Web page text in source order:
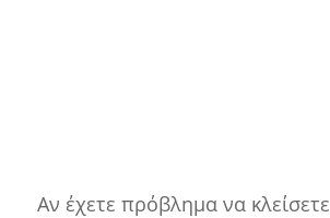
Αν έχετε πρόβλημα να κλείσετε